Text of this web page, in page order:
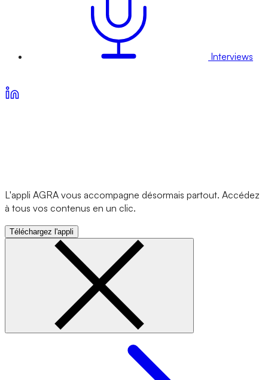
Interviews
L'appli AGRA vous accompagne désormais partout. Accédez
à tous vos contenus en un clic.
Téléchargez l'appli